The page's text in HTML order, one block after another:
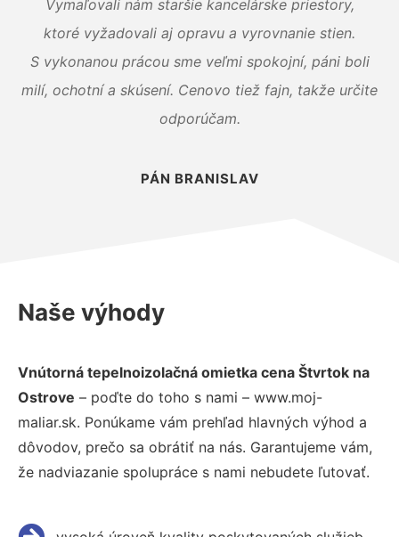
Vymaľovali nám staršie kancelárske priestory,
ktoré vyžadovali aj opravu a vyrovnanie stien.
S vykonanou prácou sme veľmi spokojní, páni boli
milí, ochotní a skúsení. Cenovo tiež fajn, takže určite
odporúčam.
PÁN BRANISLAV
Naše výhody
Vnútorná tepelnoizolačná omietka cena Štvrtok na
Ostrove – poďte do toho s nami – www.moj-
maliar.sk. Ponúkame vám prehľad hlavných výhod a
dôvodov, prečo sa obrátiť na nás. Garantujeme vám,
že nadviazanie spolupráce s nami nebudete ľutovať.